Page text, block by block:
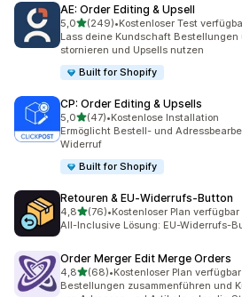
AE: Order Editing & Upsell
5,0von 5 Sternen
(249)
249 Rezensionen insgesamt
•Kostenloser Test
Lass deine Kundschaft
stornieren und Upsells nutzen
Built for Shopify
CP: Order Editing & Upsells
5,0von 5 Sternen
(47)
47 Rezensionen insgesamt
•Kostenlose Installation
Ermöglicht Bestell- und
Widerruf
Built for Shopify
Retouren & EU‑Widerrufs‑Button
4,8von 5 Sternen
(76)
76 Rezensionen insgesamt
•Kostenloser Plan verfügbar
All-Inclusive Lösung: EU-Widerrufs-
Order Merger Edit Merge Orders
4,8von 5 Sternen
(68)
68 Rezensionen insgesamt
•Kostenloser Plan verfügbar
Bestellungen zusammenführen und